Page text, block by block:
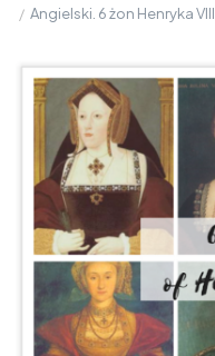
/ Angielski. 6 żon Henryka VIII